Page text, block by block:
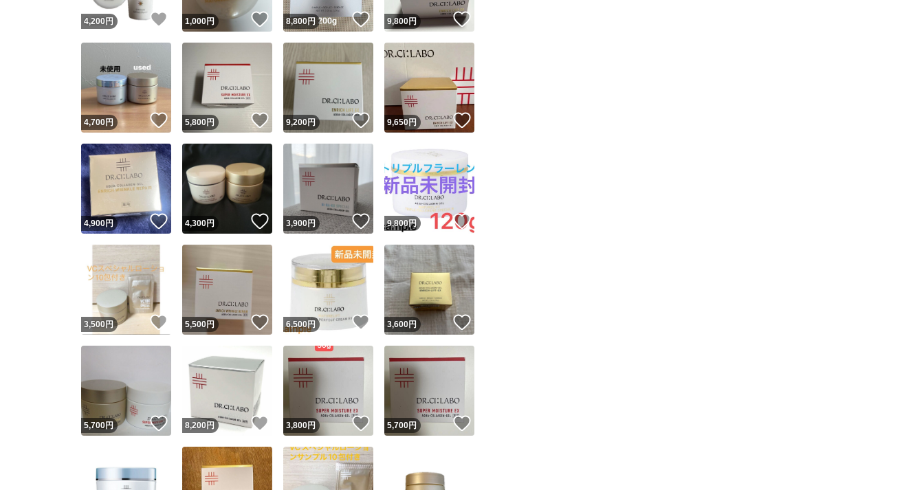
4,200 円 いいね！
1,000円 いいね！
8,800円 いいね！
9,800円
4,700円 いいね！
5,800円 いいね！
9,200円 いいね！
9,650円
4,900円 いいね！
4,300円 いいね！
3,900円 いいね！
9,800円 いいね！
3,500円 いいね！
5,500円 いいね！
6,500 円 いいね！
3,600円 いいね！
5,700円 いいね！
8,200円 いいね！
3,800円 いいね！
5,700円